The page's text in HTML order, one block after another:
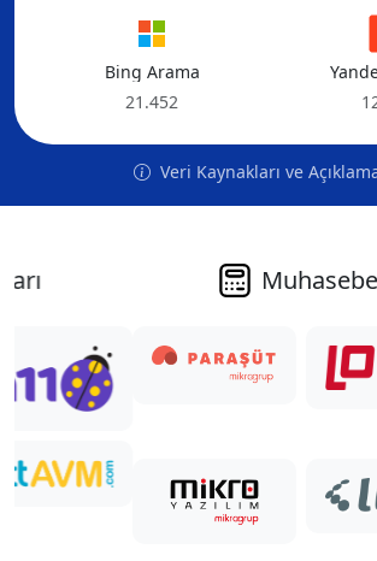
Bing Arama
21.452
Veri Kaynakları ve
Muhasebe